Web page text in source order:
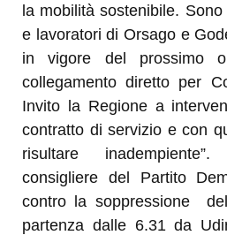
la mobilità sostenibile.
e lavoratori di Orsago e
in vigore del prossimo
collegamento diretto per
Invito la Regione a
contratto di servizio e con
risultare inadempiente”.
consigliere del Partito
contro la soppressione
partenza dalle 6.31 da